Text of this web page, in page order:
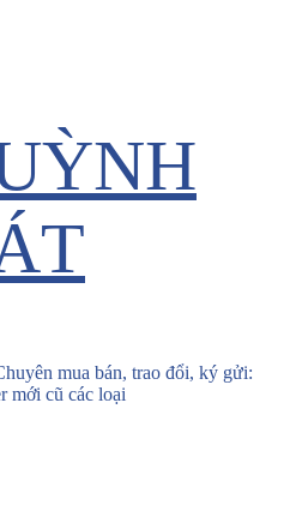
mua bán, trao đổi, ký gửi:
mới cũ các loại